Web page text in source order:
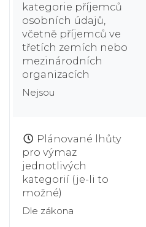
kategorie příjemců
osobních údajů,
včetně příjemců ve
třetích zemích nebo
mezinárodních
organizacích
Nejsou
Plánované lhůty
pro výmaz
jednotlivých
kategorií (je-li to
možné)
Dle zákona